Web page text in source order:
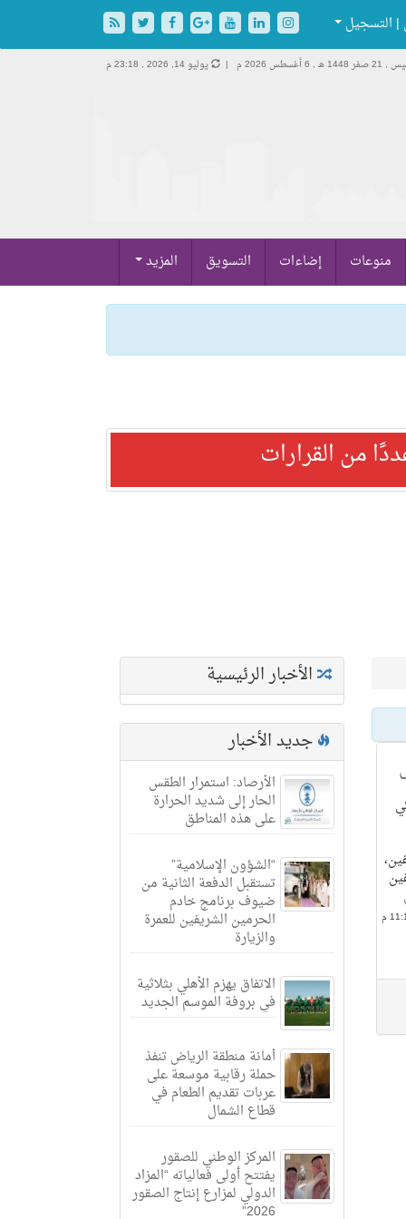
| التسجيل
1448 هـ , 6 أغسطس 2026 م | يوليو 14, 2026 , 23:18 م
منوعات إضاءات التسويق المزيد
من القرارات
الأخبار الرئيسية
جديد الأخبار
الأرصاد: استمرار الطقس
الحار إلى شديد الحرارة
على هذه المناطق
“الشؤون الإسلامية”
تستقبل الدفعة الثانية من
ضيوف برنامج خادم
الحرمين الشريفين للعمرة
والزيارة
الاتفاق يهزم الأهلي بثلاثية
في بروفة الموسم الجديد
أمانة منطقة الرياض تنفذ
حملة رقابية موسعة على
عربات تقديم الطعام في
قطاع الشمال
المركز الوطني للصقور
يفتتح أولى فعالياته “المزاد
الدولي لمزارع إنتاج الصقور
2026”